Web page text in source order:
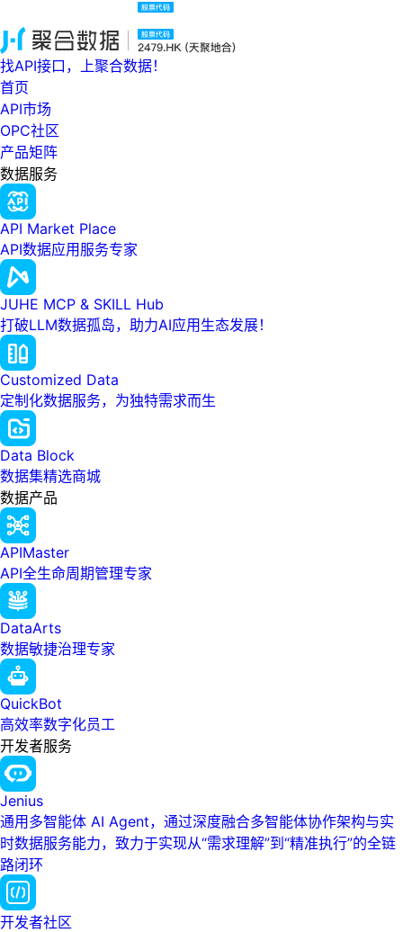
找API接口，上聚合数据！
首页
API市场
OPC社区
产品矩阵
数据服务
API Market Place
API数据应用服务专家
JUHE MCP & SKILL Hub
打破LLM数据孤岛，助力AI应用生态发展！
Customized Data
定制化数据服务，为独特需求而生
Data Block
数据集精选商城
数据产品
APIMaster
API全生命周期管理专家
DataArts
数据敏捷治理专家
QuickBot
高效率数字化员工
开发者服务
Jenius
通用多智能体 AI Agent，通过深度融合多智能体协作架构与实
时数据服务能力，致力于实现从“需求理解”到“精准执行”的全链
路闭环
开发者社区